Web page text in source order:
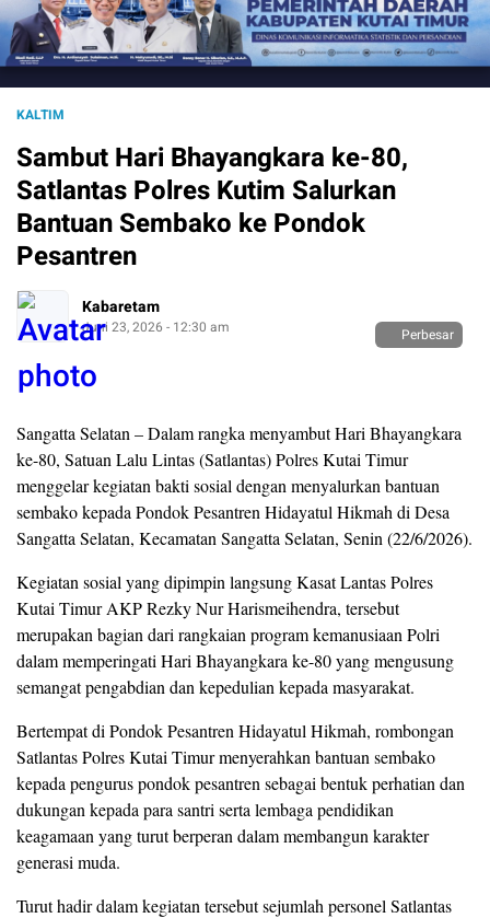
KALTIM
Sambut Hari Bhayangkara ke-80,
Satlantas Polres Kutim Salurkan
Bantuan Sembako ke Pondok
Pesantren
Kabaretam
Juni 23, 2026 - 12:30 am Perbesar
Sangatta Selatan – Dalam rangka menyambut Hari Bhayangkara
ke-80, Satuan Lalu Lintas (Satlantas) Polres Kutai Timur
menggelar kegiatan bakti sosial dengan menyalurkan bantuan
sembako kepada Pondok Pesantren Hidayatul Hikmah di Desa
Sangatta Selatan, Kecamatan Sangatta Selatan, Senin (22/6/2026).
Kegiatan sosial yang dipimpin langsung Kasat Lantas Polres
Kutai Timur AKP Rezky Nur Harismeihendra, tersebut
merupakan bagian dari rangkaian program kemanusiaan Polri
dalam memperingati Hari Bhayangkara ke-80 yang mengusung
semangat pengabdian dan kepedulian kepada masyarakat.
Bertempat di Pondok Pesantren Hidayatul Hikmah, rombongan
Satlantas Polres Kutai Timur menyerahkan bantuan sembako
kepada pengurus pondok pesantren sebagai bentuk perhatian dan
dukungan kepada para santri serta lembaga pendidikan
keagamaan yang turut berperan dalam membangun karakter
generasi muda.
Turut hadir dalam kegiatan tersebut sejumlah personel Satlantas